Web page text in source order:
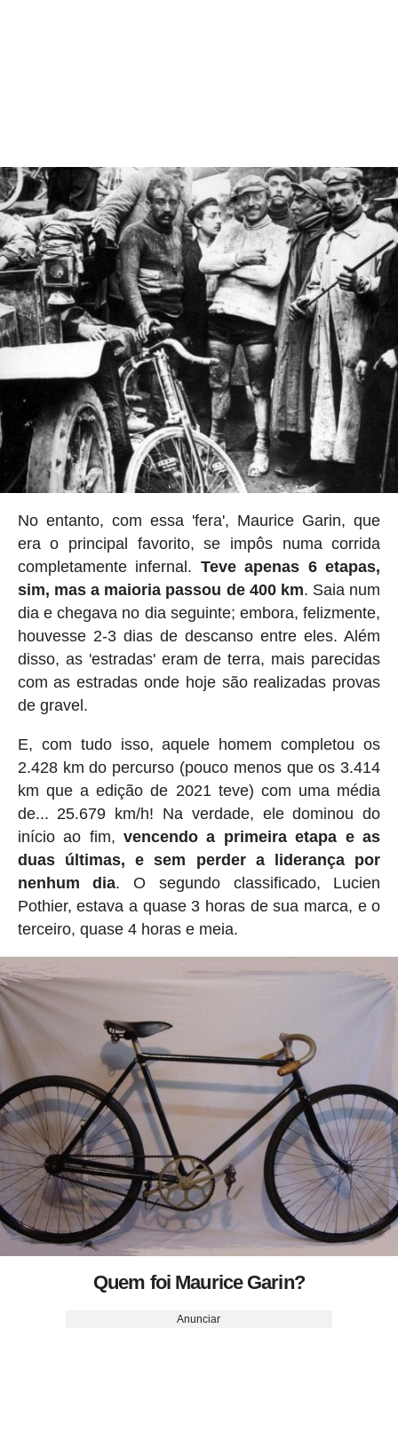
No entanto, com essa 'fera', Maurice Garin, que
era o principal favorito, se impôs numa corrida
completamente infernal. Teve apenas 6 etapas,
sim, mas a maioria passou de 400 km. Saia num
dia e chegava no dia seguinte; embora, felizmente,
houvesse 2-3 dias de descanso entre eles. Além
disso, as 'estradas' eram de terra, mais parecidas
com as estradas onde hoje são realizadas provas
de gravel.
E, com tudo isso, aquele homem completou os
2.428 km do percurso (pouco menos que os 3.414
km que a edição de 2021 teve) com uma média
de... 25.679 km/h! Na verdade, ele dominou do
início ao fim,vencendo a primeira etapa e as
duas últimas, e sem perder a liderança por
nenhum dia. O segundo classificado, Lucien
Pothier, estava a quase 3 horas de sua marca, e o
terceiro, quase 4 horas e meia.
Quem foi Maurice Garin?
Anunciar